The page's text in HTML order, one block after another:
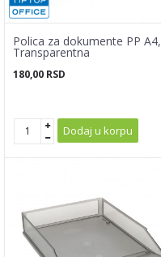
Polica za dokumente PP A4,
Transparentna
180,00 RSD
Dodaj u korpu